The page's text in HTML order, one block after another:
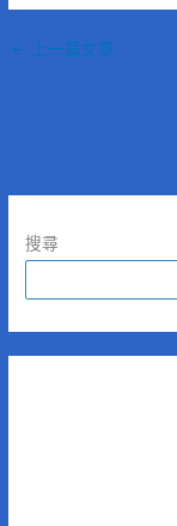
← 上一篇文章
搜尋